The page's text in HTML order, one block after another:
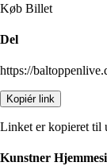
Køb Billet
Del
https://
Kopiér link
Linket er kopieret til
Kunstner